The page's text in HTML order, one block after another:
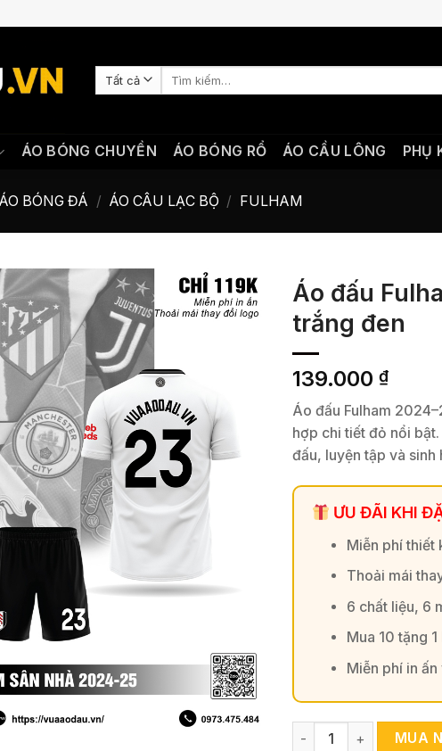
Tìm
ÁO BÓNG CHUYỀN ÁO BÓNG RỔ ÁO CẦU LÔNG PHỤ
ÁO BÓNG ĐÁ / ÁO CÂU LẠC BỘ / FULHAM
Áo đấu
trắng đen
139.000 ₫
Áo đấu Fulham
hợp chi tiết đỏ nổi
đấu, luyện tập và sinh
ƯU ĐÃI KHI
Miễn phí thiết
Thoải mái
6 chất liệu, 6
Mua 10 tặng
Miễn phí in
Áo đấu Fulham MUA